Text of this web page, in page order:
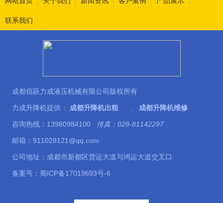
联系我们
成都佰跃力成液压机械有限公司版权所有
力成升降机提供： 成都升降机出租 成都升降机维修
咨询热线：13980984100 传真：028-81142297
邮箱：911028121@qq.com
公司地址：成都市新都区货运大道与鸿运大道交叉口
备案号：蜀ICP备17019693号-6